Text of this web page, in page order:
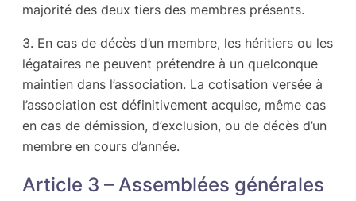
majorité des deux tiers des membres présents.
3. En cas de décès d’un membre, les héritiers ou les
légataires ne peuvent prétendre à un quelconque
maintien dans l’association. La cotisation versée à
l’association est définitivement acquise, même cas
en cas de démission, d’exclusion, ou de décès d’un
membre en cours d’année.
Article 3 – Assemblées générales